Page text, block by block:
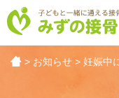
> お知らせ >妊娠中